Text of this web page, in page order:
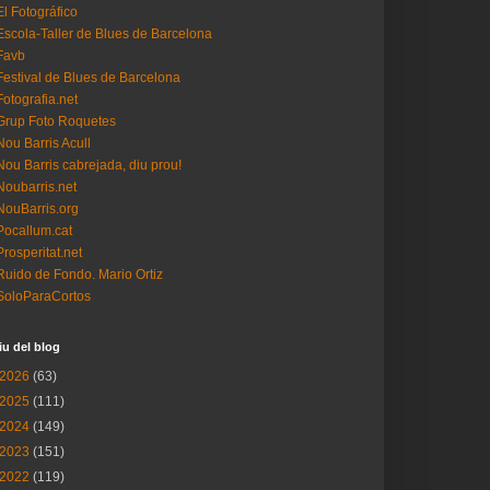
Fotográfico
Taller de Blues de Barcelona
de Blues de Barcelona
Foto Roquetes
Barris Acull
Barris cabrejada, diu prou!
de Fondo. Mario Ortiz
del blog
2026 (63)
2025 (111)
2024 (149)
2023 (151)
2022 (119)